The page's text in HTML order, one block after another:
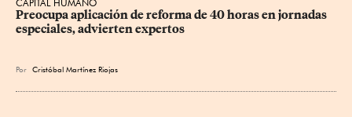
CAPITAL HUMANO
Preocupa aplicación de reforma de 40 horas en jornadas
especiales, advierten expertos
Por Cristóbal Martínez Riojas